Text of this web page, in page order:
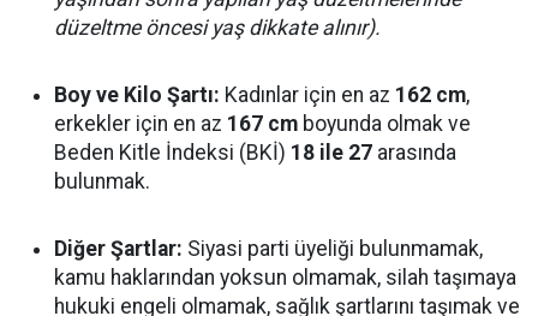
düzeltme öncesi yaş dikkate alınır).
Boy ve Kilo Şartı: Kadınlar için en az 162 cm,
erkekler için en az 167 cm boyunda olmak ve
Beden Kitle İndeksi (BKİ) 18 ile 27 arasında
bulunmak.
Diğer Şartlar: Siyasi parti üyeliği bulunmamak,
kamu haklarından yoksun olmamak, silah taşımaya
hukuki engeli olmamak, sağlık şartlarını taşımak ve